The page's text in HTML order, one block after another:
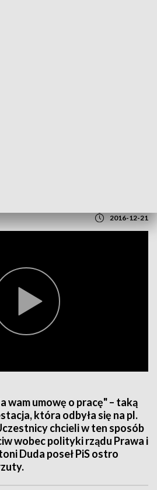
2016-12-21
wam umowę o pracę" – taką
która odbyła się na pl.
chcieli w ten sposób
wobec polityki rządu Prawa i
Duda poseł PiS ostro